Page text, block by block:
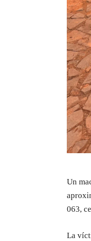
Un
063,
La